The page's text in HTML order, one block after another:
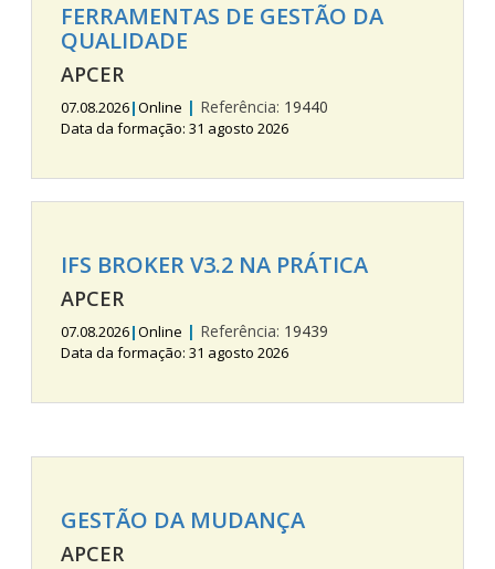
FERRAMENTAS DE GESTÃO DA
QUALIDADE
APCER
07.08.2026|Online | Referência: 19440
Data da formação: 31 agosto 2026
IFS BROKER V3.2 NA PRÁTICA
APCER
07.08.2026|Online | Referência: 19439
Data da formação: 31 agosto 2026
GESTÃO DA MUDANÇA
APCER